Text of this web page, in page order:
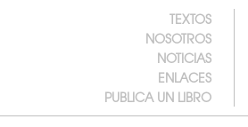
TEXTOS
NOSOTROS
NOTICIAS
ENLACES
PUBLICA UN LIBRO